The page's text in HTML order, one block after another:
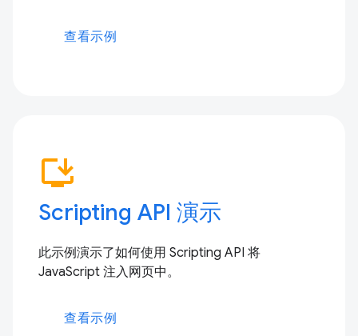
查看示例
install_desktop
Scripting API 演示
此示例演示了如何使用 Scripting API 将
JavaScript 注入网页中。
查看示例